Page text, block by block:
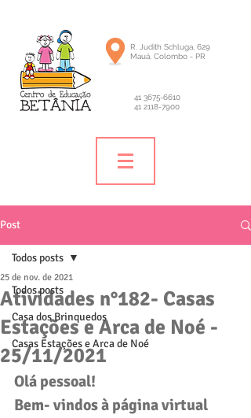
R. Judith Schluga, 629
Mauá, Colombo - PR
41 3675-6610
41 2118-7900
Post
Todos posts
Casa dos Brinquedos
Casas Estações e Arca de Noé
Todos posts
Atividades n°182- Casas
Estações e Arca de Noé -
25/11/2021
25 de nov. de 2021
Olá pessoal!
Bem- vindos à página virtual